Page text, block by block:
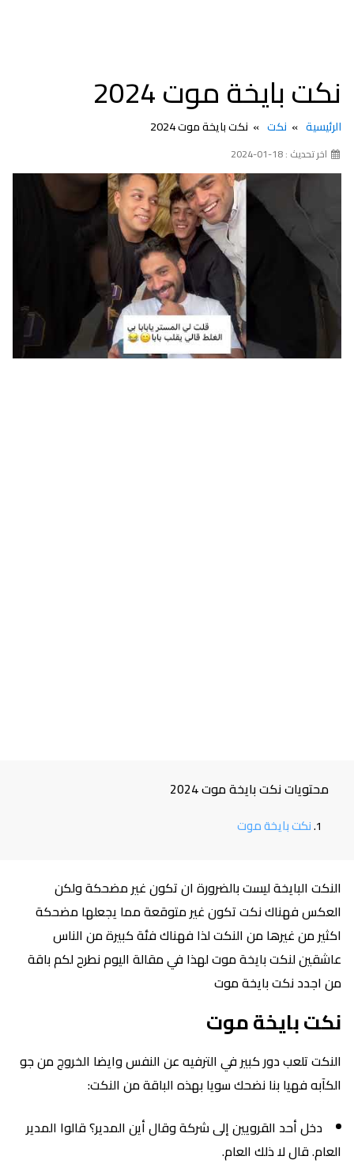
نكت بايخة موت 2024
الرئيسية نكت نكت بايخة موت 2024
اخر تحديث : 18-01-2024
محتويات نكت بايخة موت 2024
نكت بايخة موت
النكت البايخة ليست بالضرورة ان تكون غير مضحكة ولكن
العكس فهناك نكت تكون غير متوقعة مما يجعلها مضحكة
اكثير من غيرها من النكت لذا فهناك فئة كبيرة من الناس
عاشقين لنكت بايخة موت لهذا في مقالة اليوم نطرح لكم باقة
من اجدد نكت بايخة موت
نكت بايخة موت
النكت تلعب دور كبير في الترفيه عن النفس وايضا الخروج من جو
الكآبه فهيا بنا نضحك سويا بهذه الباقة من النكت:
دخل أحد القرويين إلى شركة وقال أين المدير؟ قالوا المدير
العام. قال لا ذلك العام.